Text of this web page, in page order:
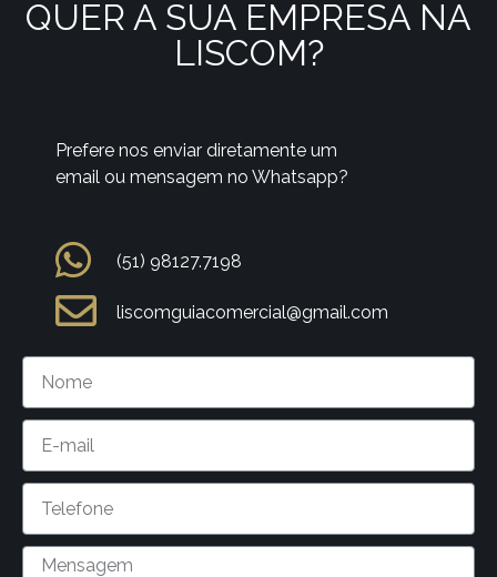
QUER A SUA EMPRESA NA
LISCOM?
Prefere nos enviar diretamente um
email ou mensagem no Whatsapp?
(51) 98127.7198
liscomguiacomercial@gmail.com